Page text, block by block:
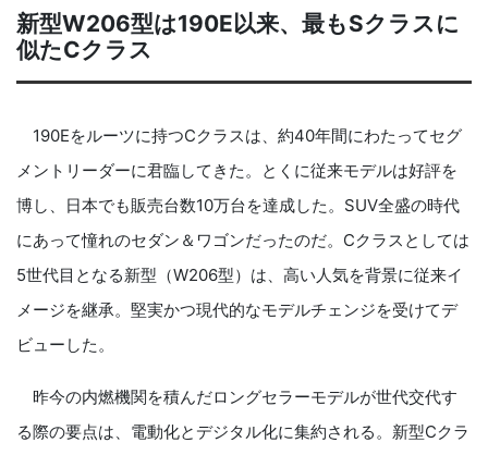
新型W206型は190E以来、最もSクラスに
似たCクラス
190Eをルーツに持つCクラスは、約40年間にわたってセグ
メントリーダーに君臨してきた。とくに従来モデルは好評を
博し、日本でも販売台数10万台を達成した。SUV全盛の時代
にあって憧れのセダン＆ワゴンだったのだ。Cクラスとしては
5世代目となる新型（W206型）は、高い人気を背景に従来イ
メージを継承。堅実かつ現代的なモデルチェンジを受けてデ
ビューした。
昨今の内燃機関を積んだロングセラーモデルが世代交代す
る際の要点は、電動化とデジタル化に集約される。新型Cクラ